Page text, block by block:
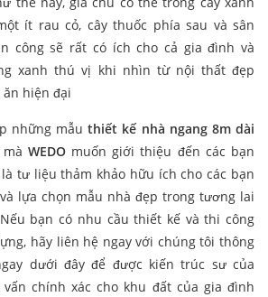
ít rau cỏ, cây thuốc phía sau và sân
công sẽ rất có ích cho cả gia đình và
xanh thú vị khi nhìn từ nội thất đẹp
hiện đại
những mẫuthiết kế nhà ngang 8m dài
WEDOmuốn giới thiệu đến các bạn
là tư liệu thảm khảo hữu ích cho các bạn
lựa chọn mẫu nhà đẹp trong tương lai
bạn có nhu cầu thiết kế và thi công
hãy liên hệ ngay với chúng tôi thông
dưới đây để được kiến trúc sư của
chính xác cho khu đất của gia đình